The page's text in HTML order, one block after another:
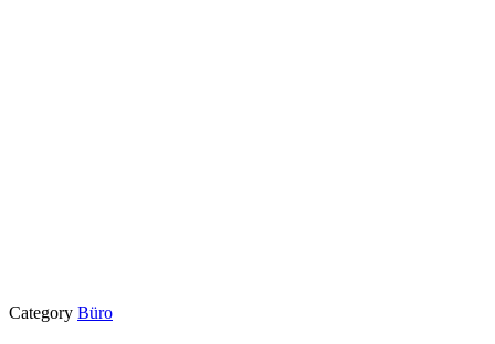
Category Büro